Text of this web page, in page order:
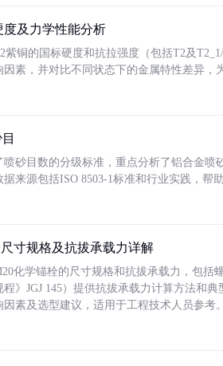
度及力学性能分析
紫铜的国标硬度和抗拉强度（包括T2及
素，并对比不同状态下的金属特性差异，
砂目数的分级标准，重点分析了铝合金喷
来源包括ISO 8503-1标准和行业实践，帮
寸规格及抗拔承载力详解
化学锚栓的尺寸规格和抗拔承载力，包
》JGJ 145）提供抗拔承载力计算方法和
素及选型建议，适用于工程技术人员参考。